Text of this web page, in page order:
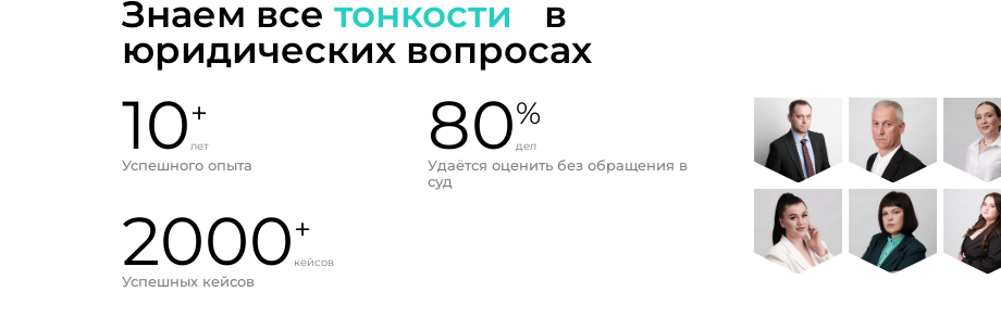
Знаем все тонкости в
юридических вопросах
10+
лет
Успешного опыта
80%
дел
Удаётся оценить без обращения в
суд
2000+
кейсов
Успешных кейсов